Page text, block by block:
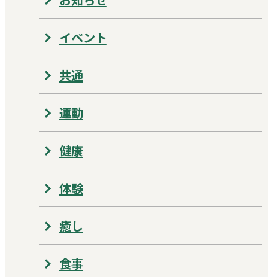
イベント
共通
運動
健康
体験
癒し
食事